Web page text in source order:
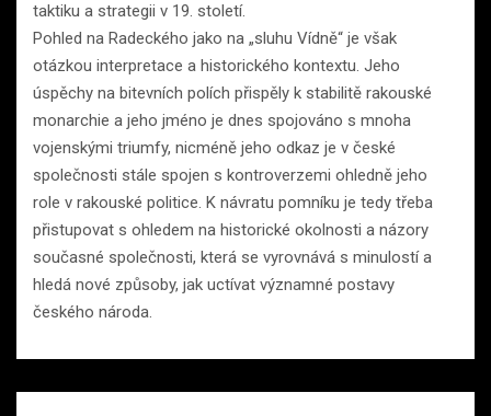
taktiku a strategii v 19. století.
Pohled na Radeckého jako na „sluhu Vídně“ je však
otázkou interpretace a historického kontextu. Jeho
úspěchy na bitevních polích přispěly k stabilitě rakouské
monarchie a jeho jméno je dnes spojováno s mnoha
vojenskými triumfy, nicméně jeho odkaz je v české
společnosti stále spojen s kontroverzemi ohledně jeho
role v rakouské politice. K návratu pomníku je tedy třeba
přistupovat s ohledem na historické okolnosti a názory
současné společnosti, která se vyrovnává s minulostí a
hledá nové způsoby, jak uctívat významné postavy
českého národa.